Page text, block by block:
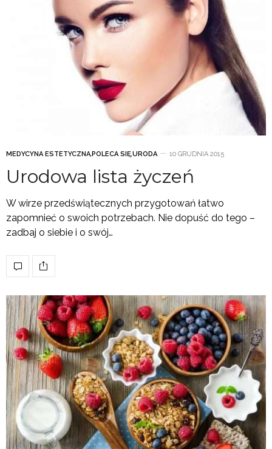
MEDYCYNA ESTETYCZNA,POLECA SIĘ,URODA 10 GRUDNIA 2015
Urodowa lista życzeń
W wirze przedświątecznych przygotowań łatwo
zapomnieć o swoich potrzebach. Nie dopuść do tego –
zadbaj o siebie i o swój…